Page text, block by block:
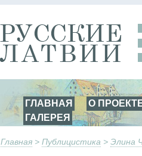
ГЛАВНАЯ О
ГАЛЕРЕЯ
Главная > Публицистика > Элина